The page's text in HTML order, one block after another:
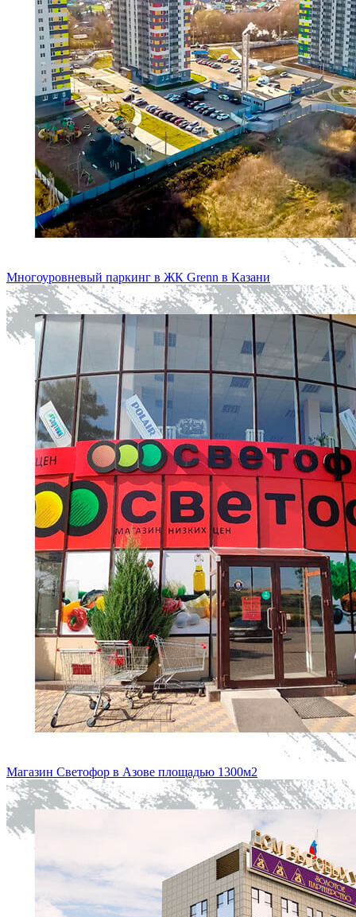
Многоуровневый паркинг в ЖК Grenn в Казани
Магазин Светофор в Азове площадью 1300м2